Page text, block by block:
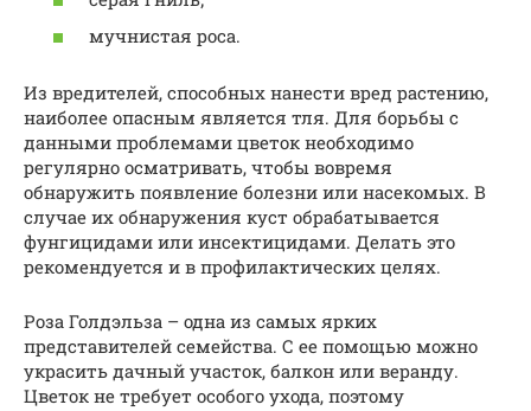
мучнистая роса.
Из вредителей, способных нанести вред растению,
наиболее опасным является тля. Для борьбы с
данными проблемами цветок необходимо
регулярно осматривать, чтобы вовремя
обнаружить появление болезни или насекомых. В
случае их обнаружения куст обрабатывается
фунгицидами или инсектицидами. Делать это
рекомендуется и в профилактических целях.
Роза Голдэльза – одна из самых ярких
представителей семейства. С ее помощью можно
украсить дачный участок, балкон или веранду.
Цветок не требует особого ухода, поэтому